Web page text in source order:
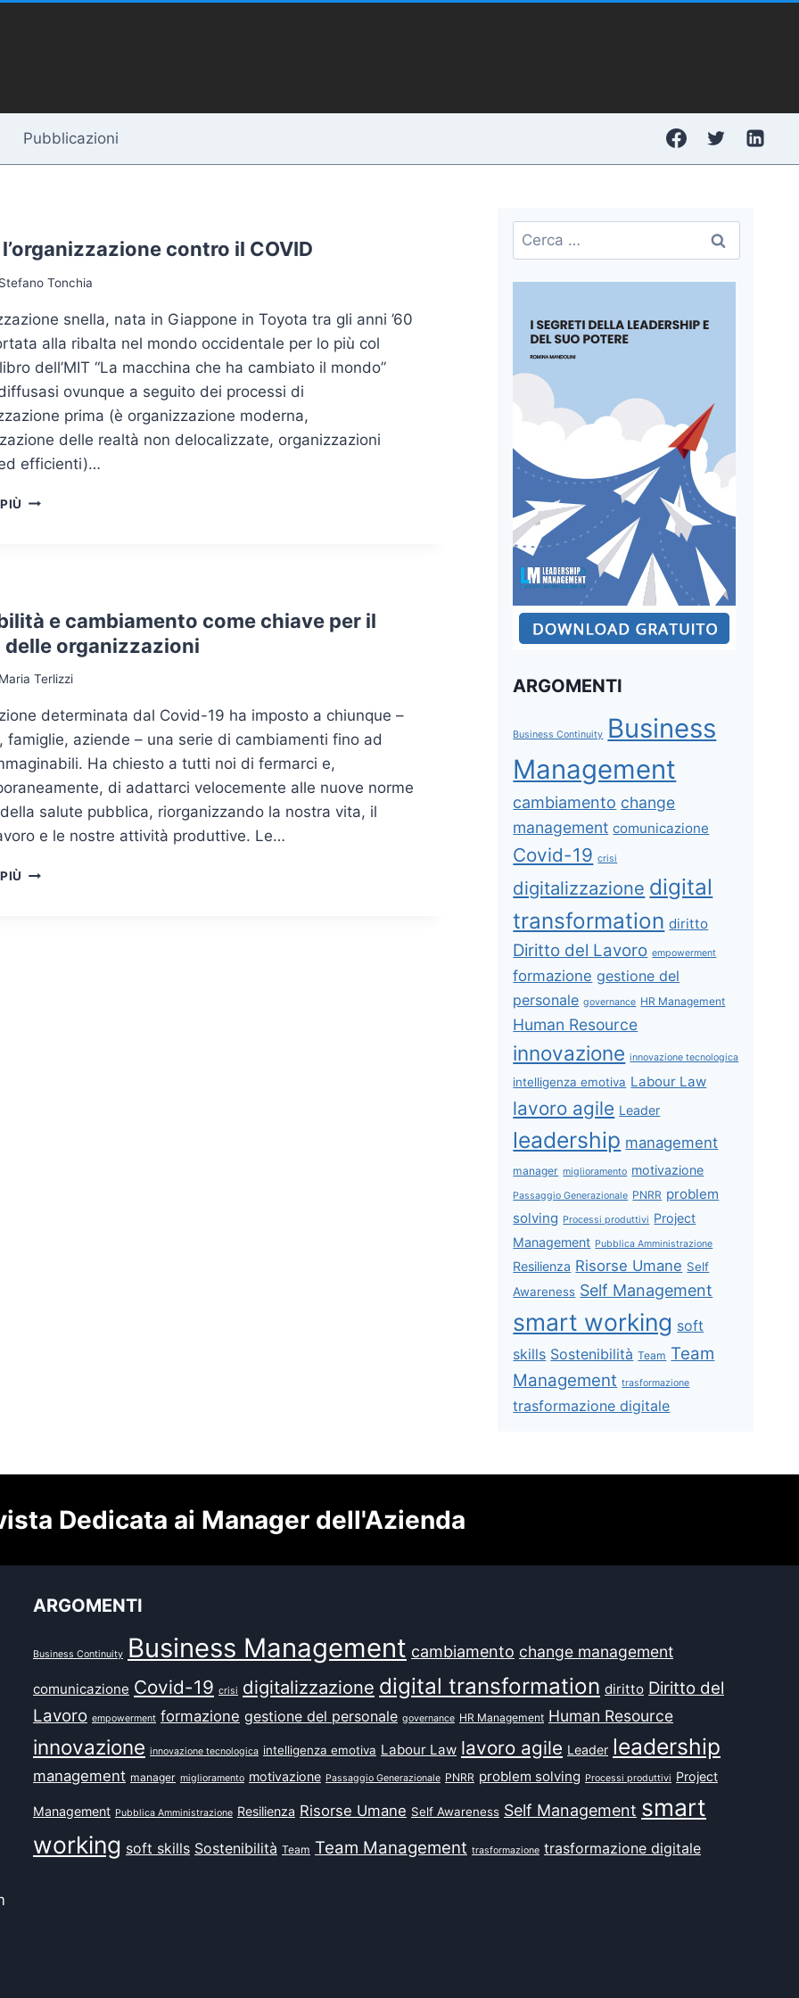
Pubblicazioni
l’organizzazione contro il COVID
Stefano Tonchia
snella, nata in Giappone in Toyota tra gli anni ’60
alla ribalta nel mondo occidentale per lo più col
dell’MIT “La macchina che ha cambiato il mondo”
ovunque a seguito dei processi di
prima (è organizzazione moderna,
delle realtà non delocalizzate, organizzazioni
efficienti)…
LEAN:
e cambiamento come chiave per il
organizzazioni
Maria Terlizzi
determinata dal Covid-19 ha imposto a chiunque –
famiglie, aziende – una serie di cambiamenti fino ad
Ha chiesto a tutti noi di fermarci e,
di adattarci velocemente alle nuove norme
salute pubblica, riorganizzando la nostra vita, il
e le nostre attività produttive. Le…
FLESSIBILITÀ
Ricerca
per:
ARGOMENTI
Business Continuity Business
Management
cambiamento change
management comunicazione
Covid-19 crisi
digitalizzazione digital
transformation diritto
Diritto del Lavoro empowerment
formazione gestione del
personale governance HR Management
Human Resource
innovazione innovazione tecnologica
intelligenza emotiva Labour Law
lavoro agile Leader
leadership management
manager miglioramento motivazione
Passaggio Generazionale PNRR problem
solving Processi produttivi Project
Management Pubblica Amministrazione
Resilienza Risorse Umane Self
Awareness Self Management
smart working soft
skills Sostenibilità Team Team
Management trasformazione
trasformazione digitale
Dedicata ai Manager dell'Azienda
ARGOMENTI
Business Continuity Business Management cambiamento change management
comunicazione Covid-19 crisi digitalizzazione digital transformation diritto Diritto del
Lavoro empowerment formazione gestione del personale governance HR Management Human Resource
innovazione innovazione tecnologica intelligenza emotiva Labour Law lavoro agile Leader leadership
management manager miglioramento motivazione Passaggio Generazionale PNRR problem solving Processi produttivi Project
Management Pubblica Amministrazione Resilienza Risorse Umane Self Awareness Self Management smart
working soft skills Sostenibilità Team Team Management trasformazione trasformazione digitale